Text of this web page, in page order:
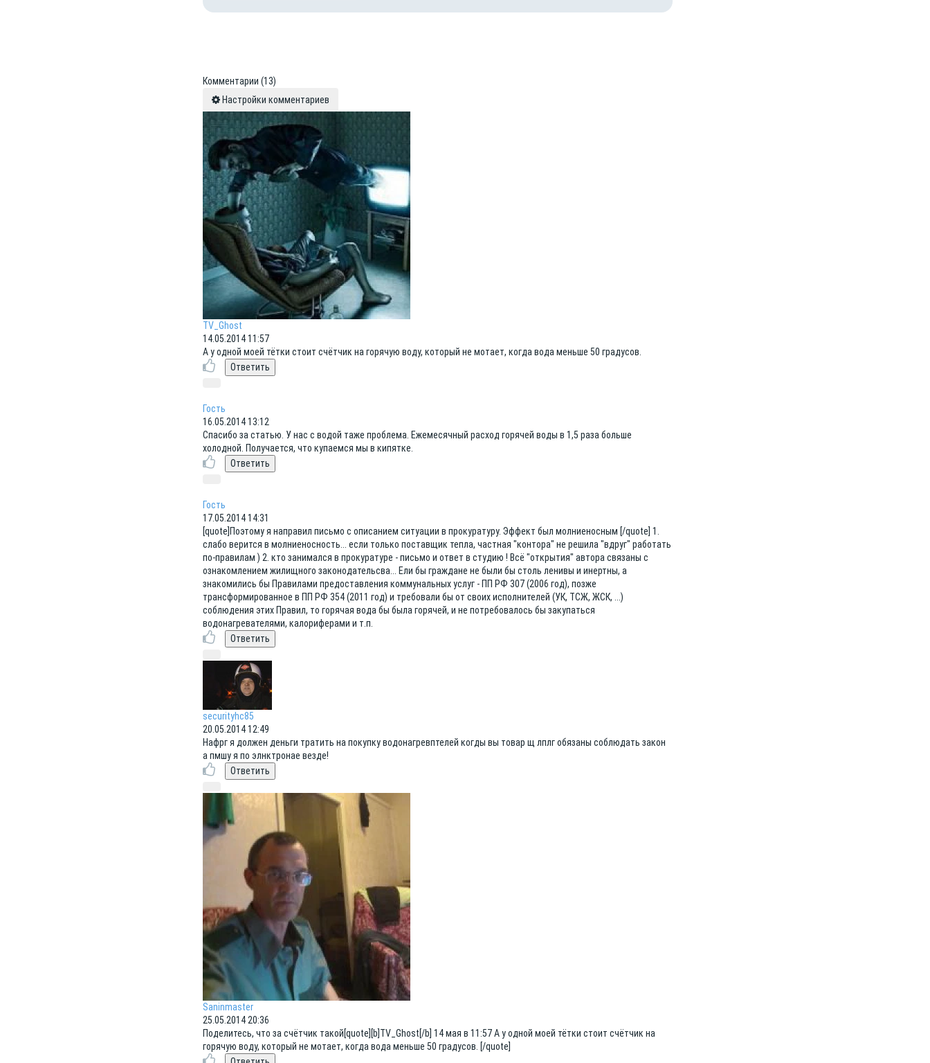
Комментарии(13)
Настройки комментариев
TV_Ghost
14.05.2014 11:57
А у одной моей тётки стоит счётчик на горячую воду, который не мотает, когда вода меньше 50 градусов.
Гость
16.05.2014 13:12
Спасибо за статью. У нас с водой таже проблема. Ежемесячный расход горячей воды в 1,5 раза больше
холодной. Получается, что купаемся мы в кипятке.
Гость
17.05.2014 14:31
[quote]Поэтому я направил письмо с описанием ситуации в прокуратуру. Эффект был молниеносным [/quote] 1.
слабо верится в молниеносность... если только поставщик тепла, частная "контора" не решила "вдруг" работать
по-правилам ) 2. кто занимался в прокуратуре - письмо и ответ в студию ! Всё "открытия" автора связаны с
ознакомлением жилищного законодательсва... Ели бы граждане не были бы столь ленивы и инертны, а
знакомились бы Правилами предоставления коммунальных услуг - ПП РФ 307 (2006 год), позже
трансформированное в ПП РФ 354 (2011 год) и требовали бы от своих исполнителей (УК, ТСЖ, ЖСК, ...)
соблюдения этих Правил, то горячая вода бы была горячей, и не потребовалось бы закупаться
водонагревателями, калориферами и т.п.
securityhc85
20.05.2014 12:49
Нафрг я должен деньги тратить на покупку водонагревптелей когды вы товар щ лплг обязаны соблюдать закон
а пмшу я по элнктронае везде!
Saninmaster
25.05.2014 20:36
Поделитесь, что за счётчик такой[quote][b]TV_Ghost[/b] 14 мая в 11:57 А у одной моей тётки стоит счётчик на
горячую воду, который не мотает, когда вода меньше 50 градусов. [/quote]